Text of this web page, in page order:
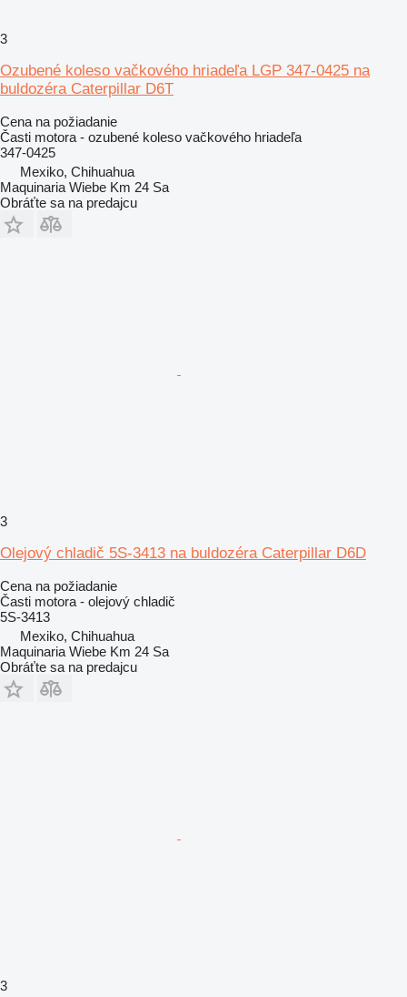
3
Ozubené koleso vačkového hriadeľa LGP 347-0425 na
buldozéra Caterpillar D6T
Cena na požiadanie
Časti motora - ozubené koleso vačkového hriadeľa
347-0425
Mexiko, Chihuahua
Maquinaria Wiebe Km 24 Sa
Obráťte sa na predajcu
3
Olejový chladič 5S-3413 na buldozéra Caterpillar D6D
Cena na požiadanie
Časti motora - olejový chladič
5S-3413
Mexiko, Chihuahua
Maquinaria Wiebe Km 24 Sa
Obráťte sa na predajcu
3